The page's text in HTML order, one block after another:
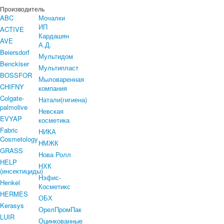
Производитель
ABC
ACTIVE
AVE
Beiersdorf
Benckiser
BOSSFOR
CHIFNY
Colgate-
palmolive
EVYAP
Fabric
Cosmetology
GRASS
HELP
(инсектициды)
Henkel
HERMES
Kerasys
LUIR
Мочалки
ИП
Кардашян
А.Д.
Мультидом
Мультипласт
Мыловаренная
компания
Натали(гигиена)
Невская
косметика
НИКА
НМЖК
Нова Ролл
НХК
Нэфис-
Косметикс
ОБХ
ОрелПромПак
Оцинкованные